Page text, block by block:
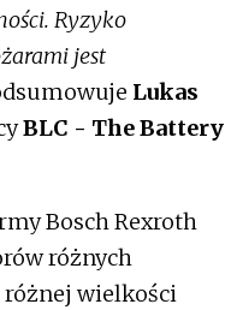
Ryzyko
jest
Lukas
BLC - The Battery
Bosch Rexroth
różnych
różnej wielkości